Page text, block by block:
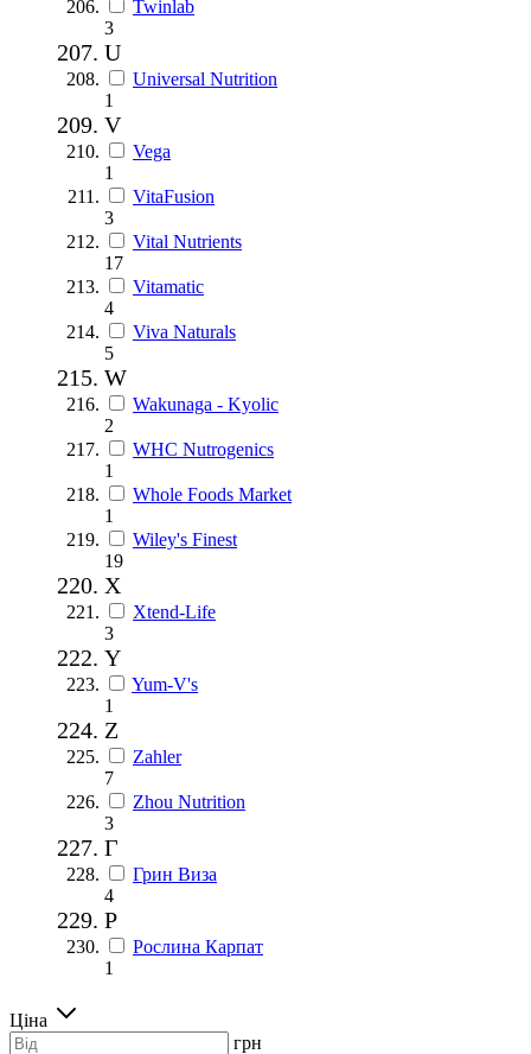
Twinlab
3
U
Universal Nutrition
1
V
Vega
1
VitaFusion
3
Vital Nutrients
17
Vitamatic
4
Viva Naturals
5
W
Wakunaga - Kyolic
2
WHC Nutrogenics
1
Whole Foods Market
1
Wiley's Finest
19
X
Xtend-Life
3
Y
Yum-V's
1
Z
Zahler
7
Zhou Nutrition
3
Г
Грин Виза
4
Р
Рослина Карпат
1
Ціна
грн